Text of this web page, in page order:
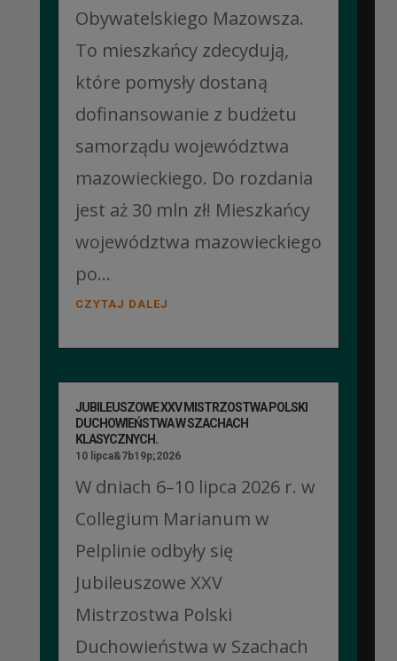
Obywatelskiego Mazowsza.
To mieszkańcy zdecydują,
które pomysły dostaną
dofinansowanie z budżetu
samorządu województwa
mazowieckiego. Do rozdania
jest aż 30 mln zł! Mieszkańcy
województwa mazowieckiego
po...
CZYTAJ DALEJ
JUBILEUSZOWE XXV MISTRZOSTWA POLSKI
DUCHOWIEŃSTWA W SZACHACH
KLASYCZNYCH.
10 lipca&7b19p;2026
W dniach 6–10 lipca 2026 r. w
Collegium Marianum w
Pelplinie odbyły się
Jubileuszowe XXV
Mistrzostwa Polski
Duchowieństwa w Szachach